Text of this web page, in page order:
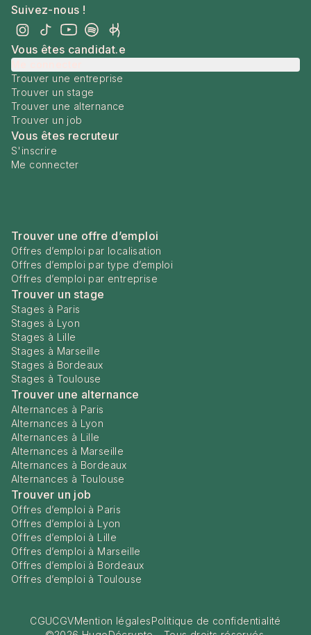
Suivez-nous !
Vous êtes candidat.e
Trouver une entreprise
Trouver un stage
Trouver une alternance
Trouver un job
Vous êtes recruteur
S'inscrire
Me connecter
Trouver une offre d’emploi
Offres d’emploi par localisation
Offres d’emploi par type d’emploi
Offres d’emploi par entreprise
Trouver un stage
Stages à Paris
Stages à Lyon
Stages à Lille
Stages à Marseille
Stages à Bordeaux
Stages à Toulouse
Trouver une alternance
Alternances à Paris
Alternances à Lyon
Alternances à Lille
Alternances à Marseille
Alternances à Bordeaux
Alternances à Toulouse
Trouver un job
Offres d’emploi à Paris
Offres d’emploi à Lyon
Offres d’emploi à Lille
Offres d’emploi à Marseille
Offres d’emploi à Bordeaux
Offres d’emploi à Toulouse
CGUCGVMention légalesPolitique de confidentialité